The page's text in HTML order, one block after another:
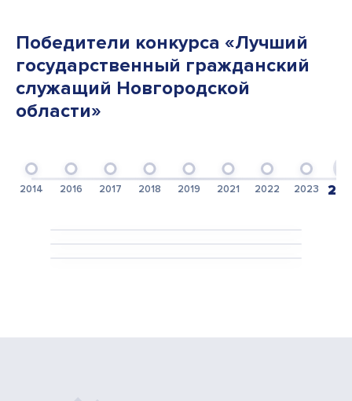
Победители конкурса «Лучший
государственный гражданский
служащий Новгородской
области»
2014 2016 2017 2018 2019 2021 2022 2023
Данькова